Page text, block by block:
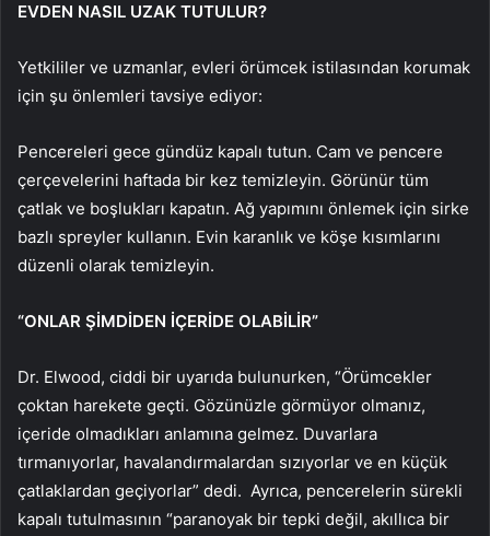
EVDEN NASIL UZAK TUTULUR?
Yetkililer ve uzmanlar, evleri örümcek istilasından korumak
için şu önlemleri tavsiye ediyor:
Pencereleri gece gündüz kapalı tutun. Cam ve pencere
çerçevelerini haftada bir kez temizleyin. Görünür tüm
çatlak ve boşlukları kapatın. Ağ yapımını önlemek için sirke
bazlı spreyler kullanın. Evin karanlık ve köşe kısımlarını
düzenli olarak temizleyin.
“ONLAR ŞİMDİDEN İÇERİDE OLABİLİR”
Dr. Elwood, ciddi bir uyarıda bulunurken, “Örümcekler
çoktan harekete geçti. Gözünüzle görmüyor olmanız,
içeride olmadıkları anlamına gelmez. Duvarlara
tırmanıyorlar, havalandırmalardan sızıyorlar ve en küçük
çatlaklardan geçiyorlar” dedi. Ayrıca, pencerelerin sürekli
kapalı tutulmasının “paranoyak bir tepki değil, akıllıca bir